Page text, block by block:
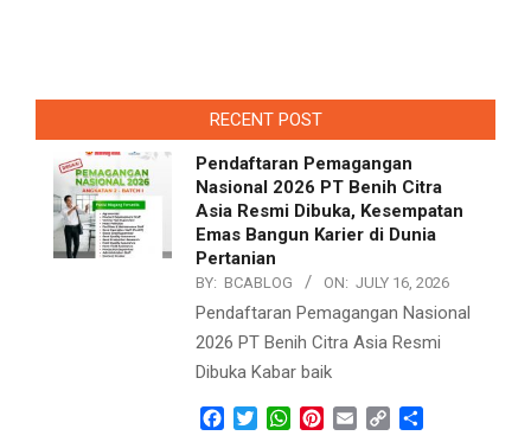
RECENT POST
Pendaftaran Pemagangan
Nasional 2026 PT Benih Citra
Asia Resmi Dibuka, Kesempatan
Emas Bangun Karier di Dunia
Pertanian
BY: BCABLOG ON: JULY 16, 2026
Pendaftaran Pemagangan Nasional
2026 PT Benih Citra Asia Resmi
Dibuka Kabar baik
Facebook
TwitterWhatsApp
Pinterest
Email Copy